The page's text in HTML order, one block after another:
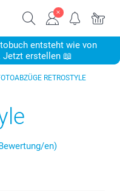
entsteht wie von
Jetzt erstellen 📖
RETROSTYLE
en)